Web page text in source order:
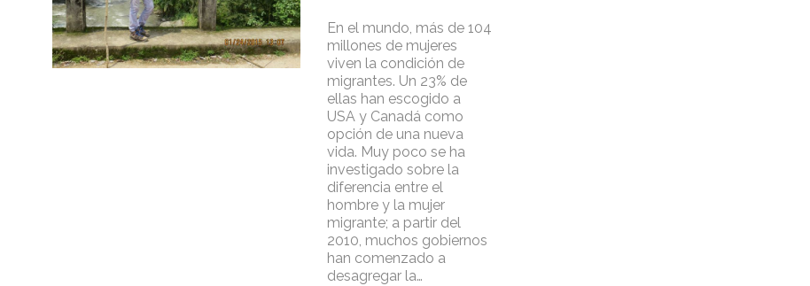
En el mundo, más de 104
millones de mujeres
viven la condición de
migrantes. Un 23% de
ellas han escogido a
USA y Canadá como
opción de una nueva
vida. Muy poco se ha
investigado sobre la
diferencia entre el
hombre y la mujer
migrante; a partir del
2010, muchos gobiernos
han comenzado a
desagregar la…